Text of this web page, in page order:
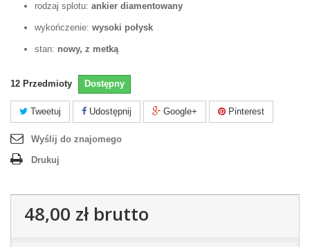
rodzaj splotu: ankier diamentowany
wykończenie: wysoki połysk
stan: nowy, z metką
12 Przedmioty Dostępny
Tweetuj Udostępnij Google+ Pinterest
Wyślij do znajomego
Drukuj
48,00 złbrutto